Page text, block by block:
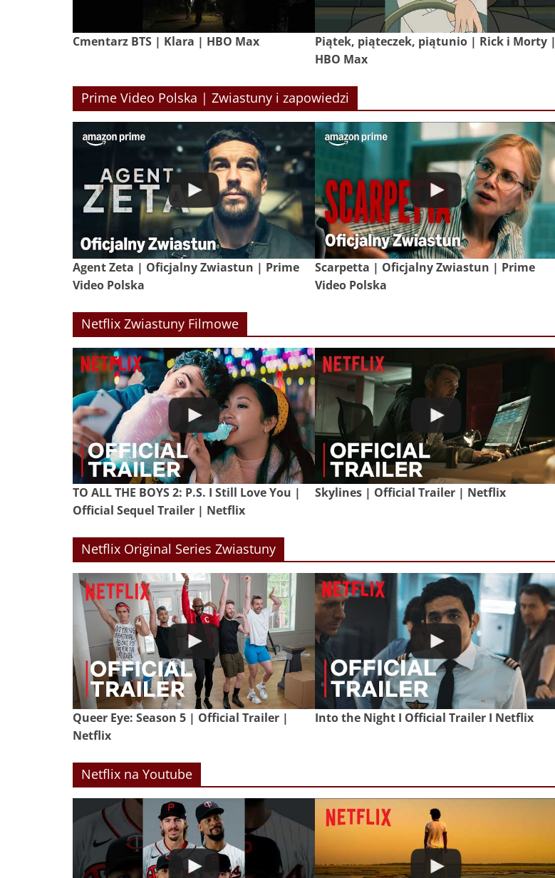
Cmentarz BTS | Klara | HBO Max
Piątek, piąteczek, piątunio | Rick i Morty |
HBO Max
Prime Video Polska | Zwiastuny i zapowiedzi
Agent Zeta | Oficjalny Zwiastun | Prime
Video Polska
Scarpetta | Oficjalny Zwiastun | Prime
Video Polska
Netflix Zwiastuny Filmowe
TO ALL THE BOYS 2: P.S. I Still Love You |
Official Sequel Trailer | Netflix
Skylines | Official Trailer | Netflix
Netflix Original Series Zwiastuny
Queer Eye: Season 5 | Official Trailer |
Netflix
Into the Night I Official Trailer I Netflix
Netflix na Youtube